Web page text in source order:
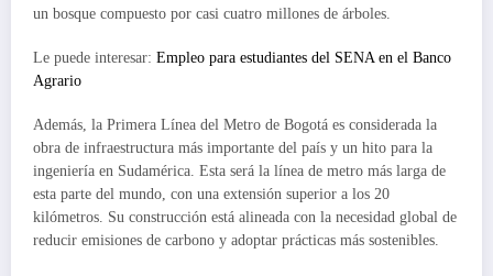
un bosque compuesto por casi cuatro millones de árboles.
Le puede interesar: Empleo para estudiantes del SENA en el Banco
Agrario
Además, la Primera Línea del Metro de Bogotá es considerada la
obra de infraestructura más importante del país y un hito para la
ingeniería en Sudamérica. Esta será la línea de metro más larga de
esta parte del mundo, con una extensión superior a los 20
kilómetros. Su construcción está alineada con la necesidad global de
reducir emisiones de carbono y adoptar prácticas más sostenibles.